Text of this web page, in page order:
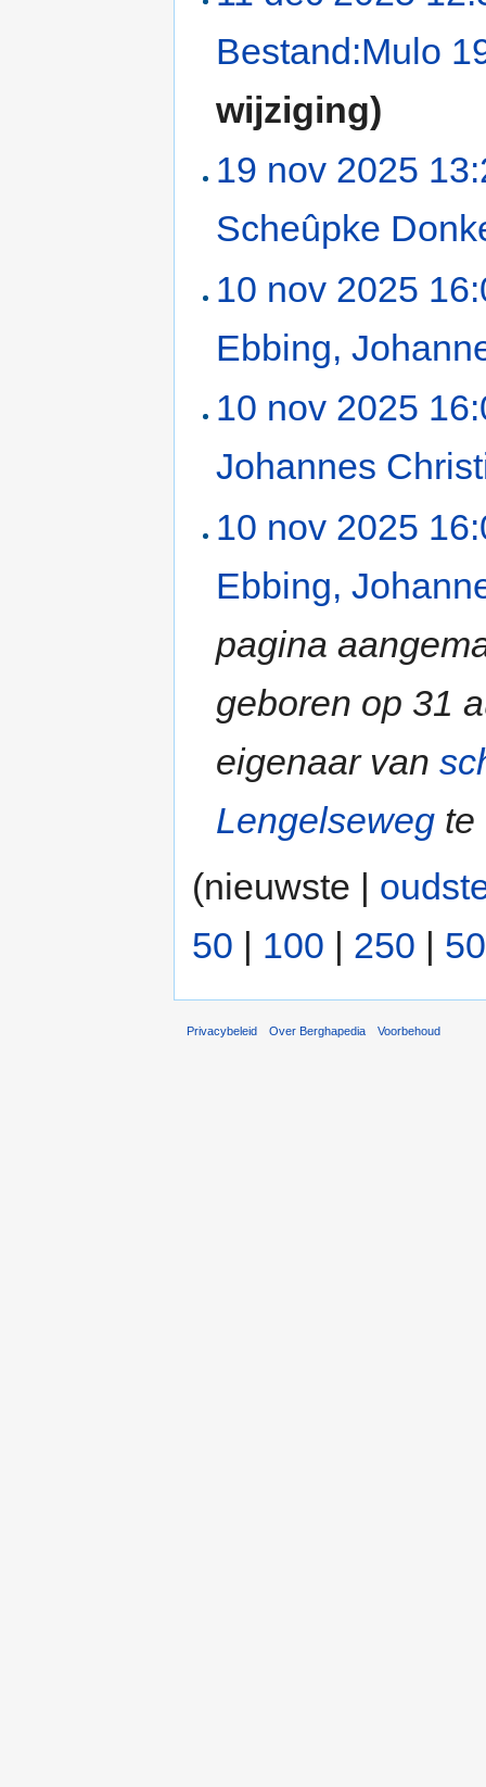
Bestand:Mulo
wijziging)
19 nov 2025
Scheûpke
10 nov 2025
Ebbing,
10 nov 2025
Johannes
10 nov 2025
Ebbing,
pagina
geboren op 31
eigenaar van
Lengelseweg te
(nieuwste |
50 | 100 | 250 |
Privacybeleid Over Berghapedia Voorbehoud